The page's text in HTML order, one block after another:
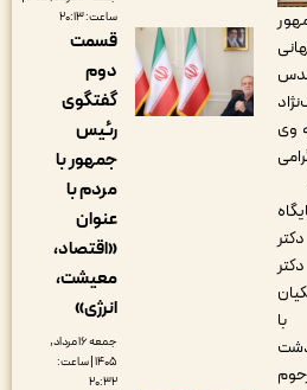
قسمت
دوم
گفتگوی
جمهور با
«اقتصاد،
معیشت،
جمعه ۱۶ مرداد,
۱۴۰۵ | ساعت: